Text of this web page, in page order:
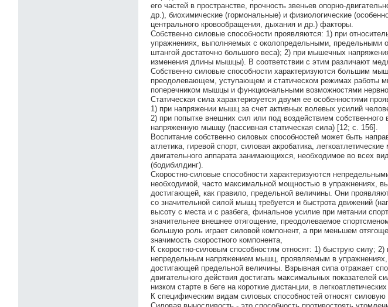
его частей в пространстве, прочность звеньев опорно-
др.), биохимические (гормональные) и физиологические
центрального кровообращения, дыхания и др.) факторы.
Собственно силовые способности проявляются: 1) при
упражнениях, выполняемых с околопредельными, предельными
штангой достаточно большого веса); 2) при мышечных
изменения длины мышцы). В соответствии с этим различают
Собственно силовые способности характеризуются большим
преодолевающем, уступающем и статическом режимах работы
поперечником мышцы и функциональными возможностями
Статическая сила характеризуется двумя ее особенностями
1) при напряжении мышц за счет активных волевых усилий
2) при попытке внешних сил или под воздействием собственного
напряженную мышцу (пассивная статическая сила) [12; с. 156].
Воспитание собственно силовых способностей может быть
атлетика, гиревой спорт, силовая акробатика,
двигательного аппарата занимающихся, необходимое во всех
(бодибилдинг).
Скоростно-силовые способности характеризуются
необходимой, часто максимальной мощностью в упражнениях,
достигающей, как правило, предельной величины. Они
со значительной силой мышц требуется и быстрота движений
высоту с места и с разбега, финальное усилие при метании
значительнее внешнее отягощение, преодолеваемое
большую роль играет силовой компонент, а при меньшем
значимость скоростного компонента,
К скоростно-силовым способностям относят: 1) быструю силу;
непредельным напряжением мышц, проявляемым в
достигающей предельной величины. Взрывная сипа отражает
двигательного действия достигать максимальных показателей
низком старте в беге на короткие дистанции, в
К специфическим видам силовых способностей относят